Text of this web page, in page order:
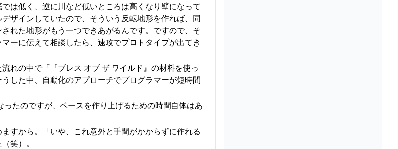
は低く、逆に川など低いところは高くなり壁になって
ザインしていたので、そういう反転地形を作れば、同
れた地形がもう一つできあがるんです。ですので、そ
ーに伝えて相談したら、速攻でプロトタイプが出てき
れの中で「『ブレス オブ ザ ワイルド』の材料を使っ
した中、自動化のアプローチでプログラマーが短時間
たのですが、ベースを作り上げるための時間自体はあ
すから。「いや、これ意外と手間がかからずに作れる
笑）。